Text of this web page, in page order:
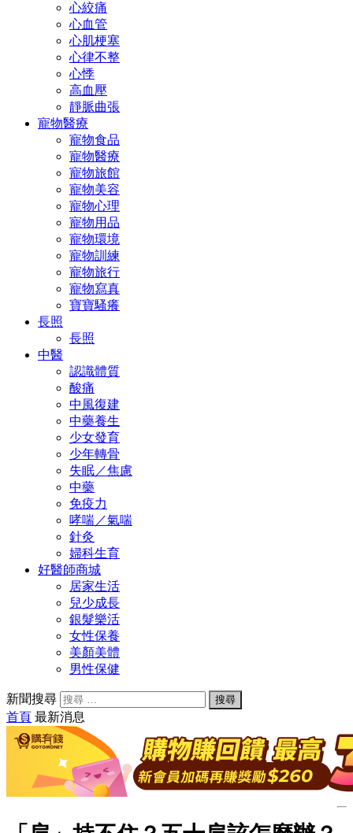
心絞痛
心血管
心肌梗塞
心律不整
心悸
高血壓
靜脈曲張
寵物醫療
寵物食品
寵物醫療
寵物旅館
寵物美容
寵物心理
寵物用品
寵物環境
寵物訓練
寵物旅行
寵物寫真
寶寶騷癢
長照
長照
中醫
認識體質
酸痛
中風復建
中藥養生
少女發育
少年轉骨
失眠／焦慮
中藥
免疫力
哮喘／氣喘
針灸
婦科生育
好醫師商城
居家生活
兒少成長
銀髮樂活
女性保養
美顏美體
男性保健
新聞搜尋
首頁 最新消息